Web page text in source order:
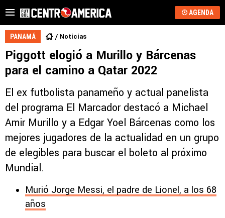
AGENDA
PANAMÁ Noticias
Piggott elogió a Murillo y Bárcenas
para el camino a Qatar 2022
El ex futbolista panameño y actual panelista
del programa El Marcador destacó a Michael
Amir Murillo y a Edgar Yoel Bárcenas como los
mejores jugadores de la actualidad en un grupo
de elegibles para buscar el boleto al próximo
Mundial.
Murió Jorge Messi, el padre de Lionel, a los 68
años